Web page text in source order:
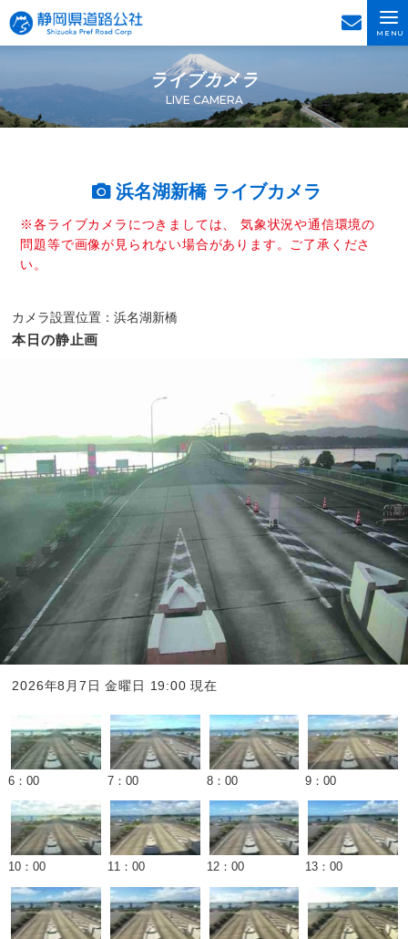
MENU
ライブカメラ
LIVE CAMERA
浜名湖新橋 ライブカメラ
※各ライブカメラにつきましては、 気象状況や通信環境の
問題等で画像が見られない場合があります。ご了承くださ
い。
カメラ設置位置：浜名湖新橋
本日の静止画
2026年8月7日 金曜日 19:00 現在
6：00 7：00 8：00 9：00
10：00 11：00 12：00 13：00